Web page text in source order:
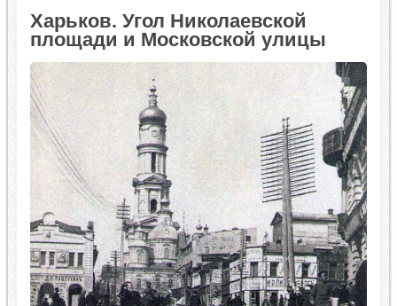
Харьков. Угол Николаевской
площади и Московской улицы